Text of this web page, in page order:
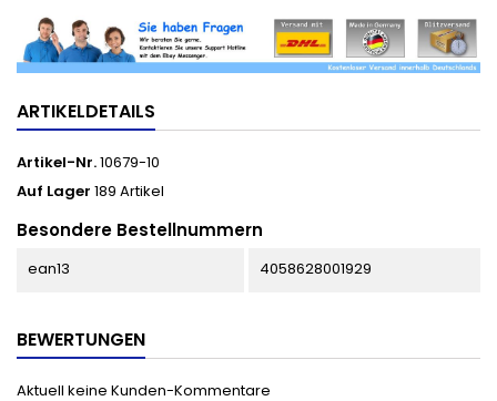
ARTIKELDETAILS
Artikel-Nr.10679-10
Auf Lager 189 Artikel
Besondere Bestellnummern
ean13 4058628001929
BEWERTUNGEN
Aktuell keine Kunden-Kommentare